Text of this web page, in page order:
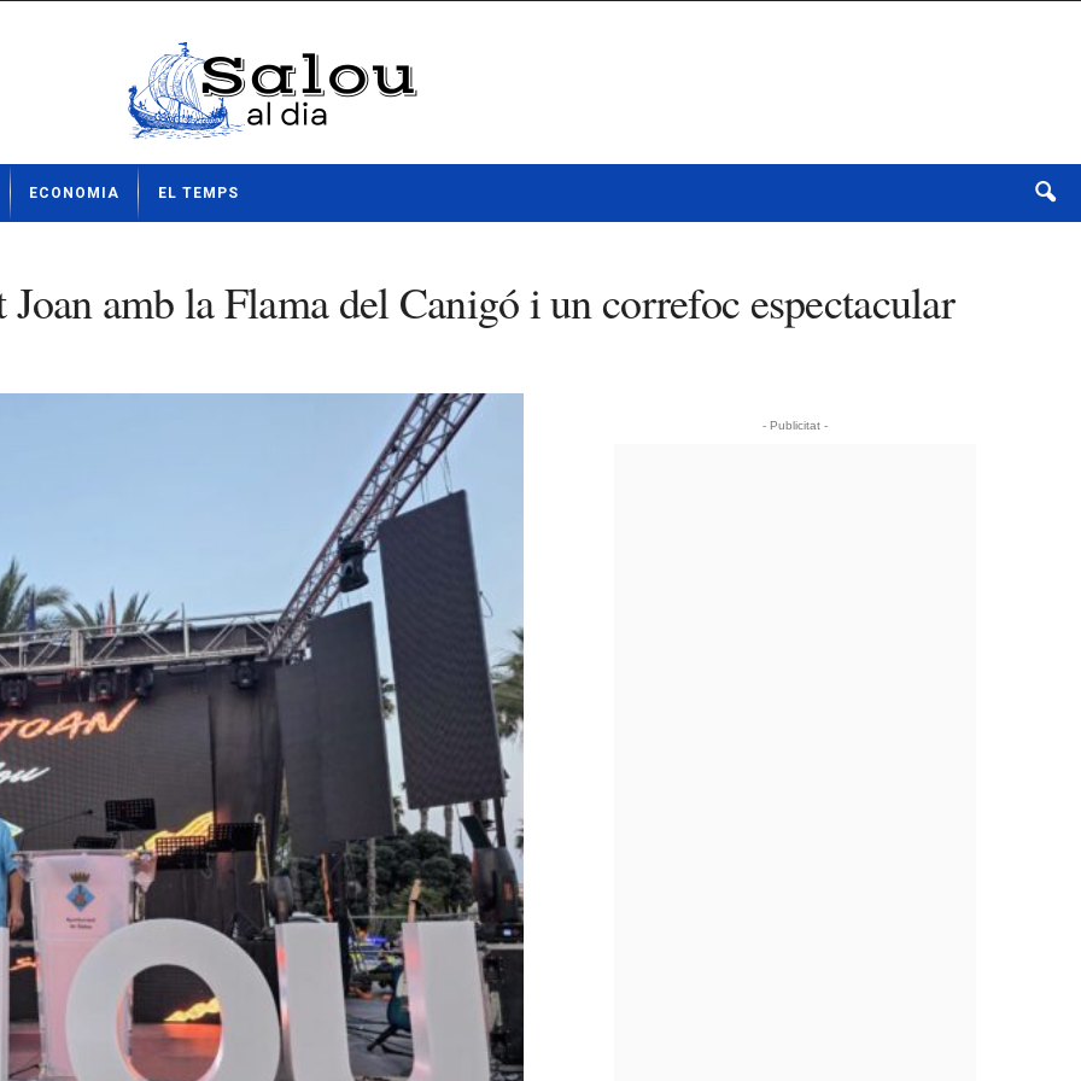
ECONOMIA EL TEMPS
amb la Flama del Canigó i un correfoc espectacular
- Publicitat -